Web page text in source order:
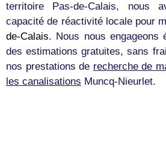
territoire Pas-de-Calais, nous
capacité de réactivité locale pour
de-Calais. Nous nous engageons
des estimations gratuites, sans
nos prestations de recherche de
les canalisations Muncq-Nieurlet.